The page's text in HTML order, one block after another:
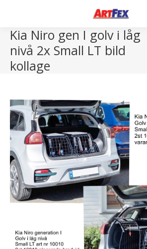
Kia Niro gen I golv i låg
nivå 2x Small LT bild
kollage